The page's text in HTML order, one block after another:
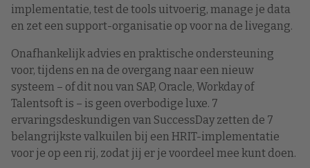
implementatie, test de tools uitvoerig, manage je data
en zet een support-organisatie op voor na de livegang.
Onafhankelijk advies en praktische ondersteuning
voor, tijdens en na de overgang naar een nieuw
systeem – of dit nou van SAP, Oracle, Workday of
Talentsoft is – is geen overbodige luxe. 7
ervaringsdeskundigen van SuccessDay zetten de 7
belangrijkste valkuilen bij een HRIT-implementatie
voor je op een rij, zodat jij er je voordeel mee kunt doen.